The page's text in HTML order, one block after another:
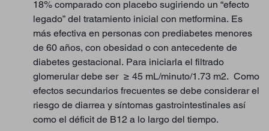
18% comparado con placebo sugiriendo un “efecto
legado” del tratamiento inicial con metformina. Es
más efectiva en personas con prediabetes menores
de 60 años, con obesidad o con antecedente de
diabetes gestacional. Para iniciarla el filtrado
glomerular debe ser ≥ 45 mL/minuto/1.73 m2. Como
efectos secundarios frecuentes se debe considerar el
riesgo de diarrea y síntomas gastrointestinales así
como el déficit de B12 a lo largo del tiempo.